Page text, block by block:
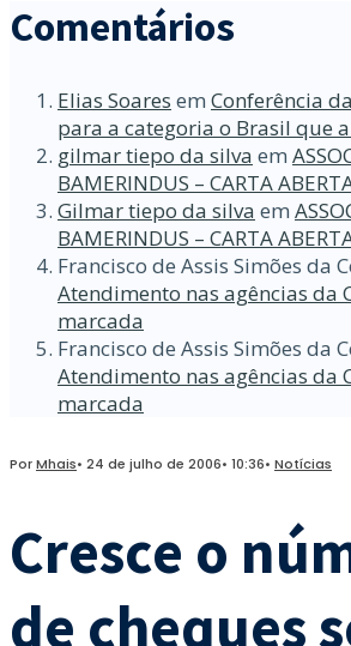
Comentários
Elias Soares em Conferência
para a categoria o Brasil que
gilmar tiepo da silva em
BAMERINDUS – CARTA
Gilmar tiepo da silva em
BAMERINDUS – CARTA
Francisco de Assis Simões da
Atendimento nas agências da
marcada
Francisco de Assis Simões da
Atendimento nas agências da
marcada
PorMhais• 24 de julho de 2006• 10:36• Notícias
Cresce o
de cheques